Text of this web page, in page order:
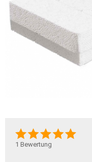
1 Bewertung